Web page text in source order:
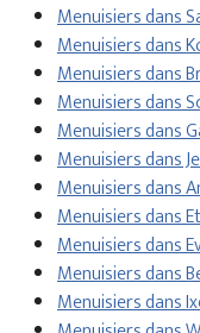
Menuisiers dans
Menuisiers dans
Menuisiers dans
Menuisiers dans
Menuisiers dans
Menuisiers dans
Menuisiers dans
Menuisiers dans
Menuisiers dans
Menuisiers dans
Menuisiers dans